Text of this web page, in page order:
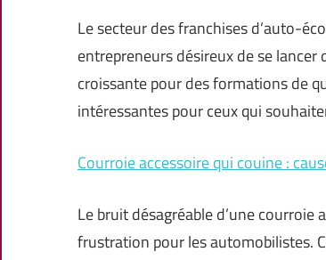
Le secteur des franchises d’auto-
entrepreneurs désireux de se
croissante pour des formations de
intéressantes pour ceux qui
Courroie accessoire qui couine :
Le bruit désagréable d’une
frustration pour les automobilistes.